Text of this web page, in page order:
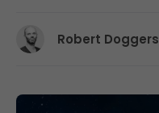
Robert Doggers